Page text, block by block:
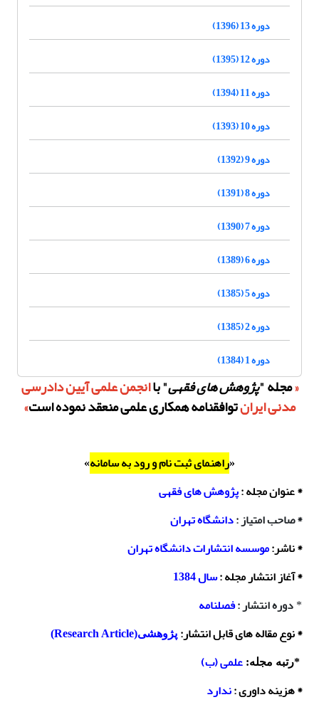
دوره 13 (1396)
دوره 12 (1395)
دوره 11 (1394)
دوره 10 (1393)
دوره 9 (1392)
دوره 8 (1391)
دوره 7 (1390)
دوره 6 (1389)
دوره 5 (1385)
دوره 2 (1385)
دوره 1 (1384)
«مجله "پژوهش های فقهی" باانجمن علمی آیین دادرسی
مدنی ایرانتوافقنامه همکاری علمیمنعقد نموده است»
«راهنمای ثبت نام و رود به سامانه»
* عنوان مجله :پژوهش های فقهی
* صاحب امتیاز :دانشگاه تهران
* ناشر:موسسه انتشارات دانشگاه تهران
*آغاز انتشار مجله:سال 1384
* دوره انتشار :فصلنامه
* نوع مقاله های قابل انتشار: پژوهشی(Research Article)
*رتبه مجله: علمی (ب)
* هزینه داوری :ندارد